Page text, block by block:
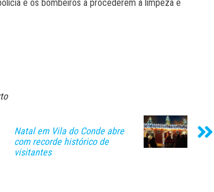
e os bombeiros a procederem à limpeza e
Natal em Vila do Conde abre
com recorde histórico de
visitantes